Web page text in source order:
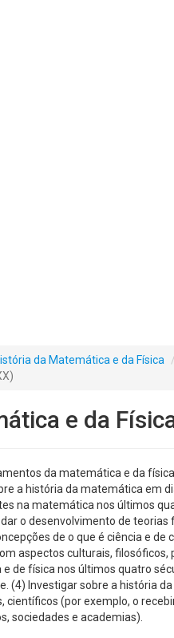
da Matemática e da Física
e da
da matemática e da
a história da matemática em
na matemática nos últimos
o desenvolvimento de
de o que é ciência e de
aspectos culturais,
de física nos últimos quatro
Investigar sobre a história
(por exemplo, o
sociedades e academias).